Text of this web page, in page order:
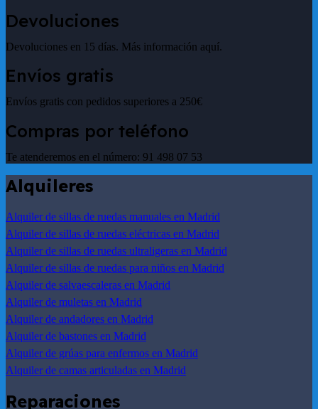
Devoluciones
Devoluciones en 15 días. Más información aquí.
Envíos gratis
Envíos gratis con pedidos superiores a 250€
Compras por teléfono
Te atenderemos en el número: 91 498 07 53
Alquileres
Alquiler de sillas de ruedas manuales en Madrid
Alquiler de sillas de ruedas eléctricas en Madrid
Alquiler de sillas de ruedas ultraligeras en Madrid
Alquiler de sillas de ruedas para niños en Madrid
Alquiler de salvaescaleras en Madrid
Alquiler de muletas en Madrid
Alquiler de andadores en Madrid
Alquiler de bastones en Madrid
Alquiler de grúas para enfermos en Madrid
Alquiler de camas articuladas en Madrid
Reparaciones